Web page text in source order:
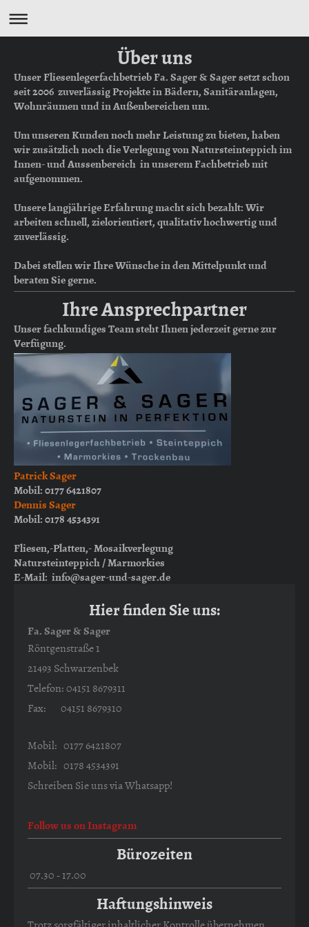
Über uns
Unser Fliesenlegerfachbetrieb Fa. Sager & Sager setzt schon
seit 2006 zuverlässig Projekte in Bädern, Sanitäranlagen,
Wohnräumen und in Außenbereichen um.
Um unseren Kunden noch mehr Leistung zu bieten, haben
wir zusätzlich noch die Verlegung von Natursteinteppich im
Innen- und Aussenbereich in unserem Fachbetrieb mit
aufgenommen.
Unsere langjährige Erfahrung macht sich bezahlt: Wir
arbeiten schnell, zielorientiert, qualitativ hochwertig und
zuverlässig.
Dabei stellen wir Ihre Wünsche in den Mittelpunkt und
beraten Sie gerne.
Ihre Ansprechpartner
Unser fachkundiges Team steht Ihnen jederzeit gerne zur
Verfügung.
Patrick Sager
Mobil: 0177 6421807
Dennis Sager
Mobil: 0178 4534391
Fliesen,-Platten,- Mosaikverlegung
Natursteinteppich / Marmorkies
E-Mail: info@sager-und-sager.de
Hier finden Sie uns:
Fa. Sager & Sager
Röntgenstraße 1
21493 Schwarzenbek
Telefon: 04151 8679311
Fax: 04151 8679310
Mobil: 0177 6421807
Mobil: 0178 4534391
Schreiben Sie uns via Whatsapp!
Follow us on Instagram
Bürozeiten
07.30 - 17.00
Haftungshinweis